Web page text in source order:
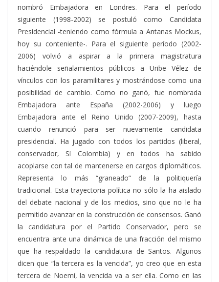
nombró Embajadora en Londres. Para el período
siguiente (1998-2002) se postuló como Candidata
Presidencial -teniendo como fórmula a Antanas Mockus,
hoy su conteniente-. Para el siguiente período (2002-
2006) volvió a aspirar a la primera magistratura
haciéndole señalamientos públicos a Uribe Vélez de
vínculos con los paramilitares y mostrándose como una
posibilidad de cambio. Como no ganó, fue nombrada
Embajadora ante España (2002-2006) y luego
Embajadora ante el Reino Unido (2007-2009), hasta
cuando renunció para ser nuevamente candidata
presidencial. Ha jugado con todos los partidos (liberal,
conservador, Sí Colombia) y en todos ha sabido
acoplarse con tal de mantenerse en cargos diplomáticos.
Representa lo más “graneado” de la politiquería
tradicional. Esta trayectoria política no sólo la ha aislado
del debate nacional y de los medios, sino que no le ha
permitido avanzar en la construcción de consensos. Ganó
la candidatura por el Partido Conservador, pero se
encuentra ante una dinámica de una fracción del mismo
que ha respaldado la candidatura de Santos. Algunos
dicen que “la tercera es la vencida”, yo creo que en esta
tercera de Noemí, la vencida va a ser ella. Como en las